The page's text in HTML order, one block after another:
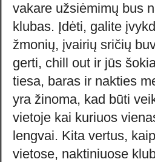
vakare užsiėmimų bus
klubas. Įdėti, galite
žmonių, įvairių sričių
gerti, chill out ir jūs
tiesa, baras ir nakties
yra žinoma, kad būti
vietoje kai kuriuos
lengvai. Kita vertus,
vietose, naktiniuose